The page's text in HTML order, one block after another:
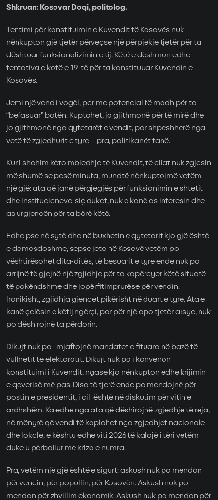
Shkruan: Kosovar Doqi, politolog.
Tentimi për konstituimin e Kuvendit të Kosovës nuk
nënkupton gjë tjetër përveçse një përpjekje tjetër për ta
dështuar funksionalizimin e tij. Këtë e dëshmon edhe
tentativa e kotë e 19-të për ta konstituuar Kuvendin e
Kosovës.
Jemi një vend i vogël, por me potencial të madh për ta
“befasuar” botën. Kuptohet, jo gjithmonë për të mirë dhe
jo gjithmonë nga qytetarët e vendit, por shpeshherë nga
vetë të zgjedhurit e tyre – pra, politikanët tanë.
Kur i shohim këto mbledhje të Kuvendit, të cilat nuk zgjasin
më shumë se pesë minuta, mundtë nënkuptojmë vetëm
një gjë: ata që janë përgjegjës për funksionimin e shtetit
dhe institucioneve, siç duket, nuk e kanë as interesin dhe
as urgjencën për ta bërë këtë.
Edhe pse në sytë dhe në buxhetin e qytetarit kjo gjë është
e domosdoshme, sepse jeta në Kosovë vetëm po
vështirësohet dita-ditës, të besuarit e tyre ende nuk po
arrijnë të gjejnë një zgjidhje për ta kapërcyer këtë situatë
të pakëndshme dhe jopërfitimprurëse për vendin.
Ironikisht, zgjidhja gjendet pikërisht në duart e tyre. Ata e
kanë çelësin e këtij ngërçi, por për një apo tjetër arsye, nuk
po dëshirojnë ta përdorin.
Dikujt nuk po i mjaftojnë mandatet e fituara në bazë të
vullnetit të elektoratit. Dikujt nuk po i konvenon
konstituimi i Kuvendit, ngase kjo nënkupton edhe krijimin
e qeverisë më pas. Disa të tjerë ende po mendojnë për
postin e presidentit, i cili është në diskutim për vitin e
ardhshëm. Ka edhe nga ata që dëshirojnë zgjedhje të reja,
në mënyrë që vendi të kaplohet nga zgjedhjet nacionale
dhe lokale, e kështu edhe viti 2026 të kalojë i tëri vetëm
duke u përballur me kriza e numra.
Pra, vetëm një gjë është e sigurt: askush nuk po mendon
për vendin, për popullin, për Kosovën. Askush nuk po
mendon për zhvillim ekonomik. Askush nuk po mendon për